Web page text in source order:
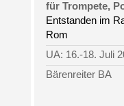
für Trompete,
Entstanden im
Rom
UA: 16.-18. Juli
Bärenreiter BA